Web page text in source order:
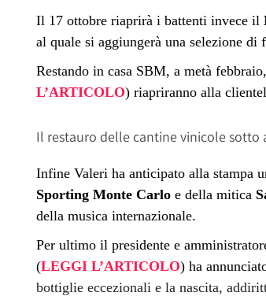
Il 17 ottobre riaprirà i battenti invece il
al quale si aggiungerà una selezione
Restando in casa SBM, a metà
L’ARTICOLO) riapriranno alla
Il restauro delle cantine vinicole sotto
Infine Valeri ha anticipato alla stampa
Sporting Monte Carloe della mitica
della musica internazionale.
Per ultimo il presidente e
(LEGGI L’ARTICOLO) ha
bottiglie eccezionali e la nascita,